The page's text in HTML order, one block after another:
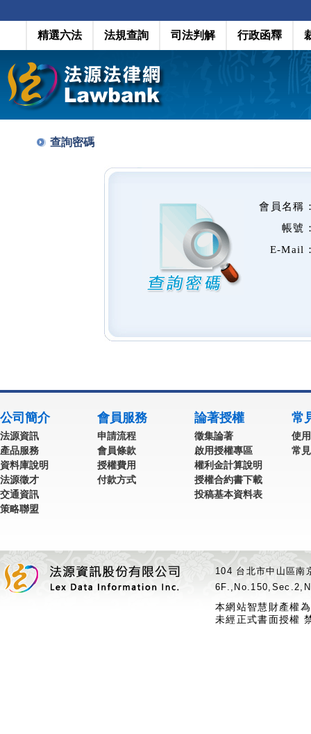
精選六法 法規查詢 司法判解 行政函釋
查詢密碼
會員名稱
帳號
E-Mail
公司簡介
法源資訊
產品服務
資料庫說明
法源徵才
交通資訊
策略聯盟
會員服務
申請流程
會員條款
授權費用
付款方式
論著授權
徵集論著
啟用授權專區
權利金計算說明
授權合約書下載
投稿基本資料表
常
使
常
104 台北市中山區
本網站智慧財產權
未經正式書面授權